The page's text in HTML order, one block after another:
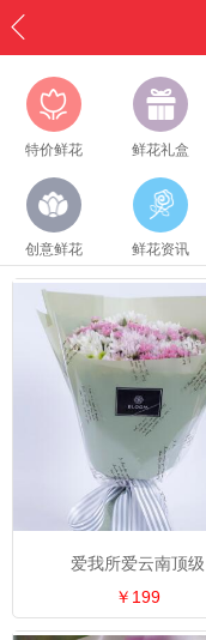
特价鲜花 鲜花礼盒
创意鲜花 鲜花资讯
爱我所爱云南顶级
￥199